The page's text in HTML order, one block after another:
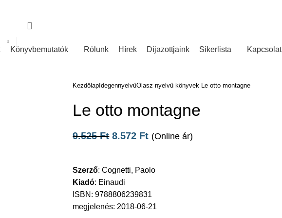
Könyvbemutatók Rólunk Hírek Díjazottjaink Sikerlista Kapcsolat
Kezdőlap IdegennyelvűOlasz nyelvű könyvek Le otto montagne
Le otto montagne
9.525Ft 8.572 Ft (Online ár)
Szerző:Cognetti, Paolo
Kiadó: Einaudi
ISBN: 9788806239831
megjelenés: 2018-06-21